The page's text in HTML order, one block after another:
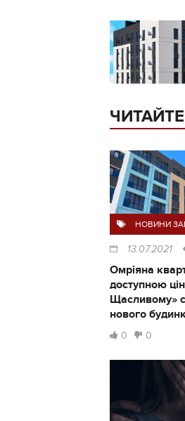
НОВИНИ
13.07.2021
Омріяна
доступною
Щасливому»
нового
0 0